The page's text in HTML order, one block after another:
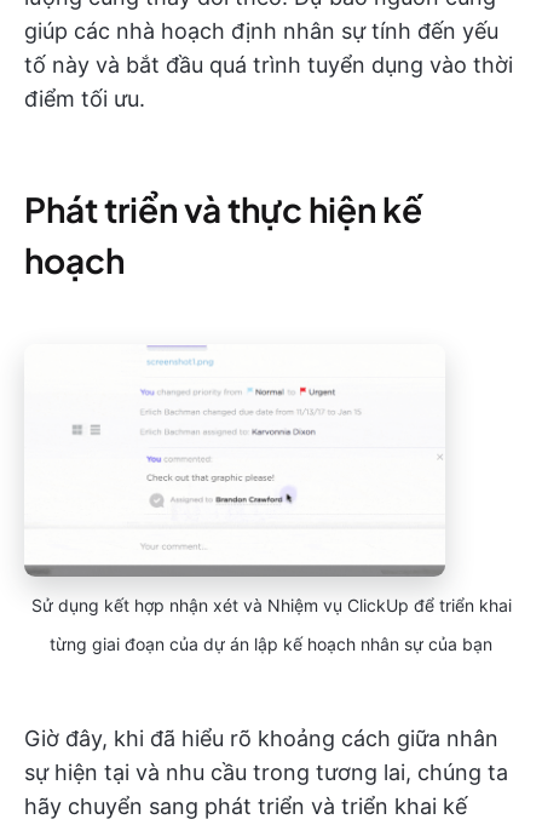
giúp các nhà hoạch định nhân sự tính đến yếu
tố này và bắt đầu quá trình tuyển dụng vào thời
điểm tối ưu.
Phát triển và thực hiện kế
hoạch
Sử dụng kết hợp nhận xét và Nhiệm vụ ClickUp để triển khai
từng giai đoạn của dự án lập kế hoạch nhân sự của bạn
Giờ đây, khi đã hiểu rõ khoảng cách giữa nhân
sự hiện tại và nhu cầu trong tương lai, chúng ta
hãy chuyển sang phát triển và triển khai kế